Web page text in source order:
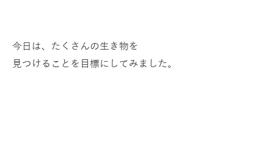
今日は、たくさんの生き物を
見つけることを目標にしてみました。